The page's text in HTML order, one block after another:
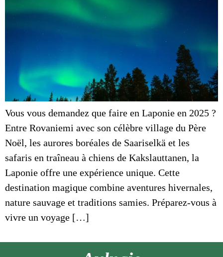
Vous vous demandez que faire en Laponie en 2025 ?
Entre Rovaniemi avec son célèbre village du Père
Noël, les aurores boréales de Saariselkä et les
safaris en traîneau à chiens de Kakslauttanen, la
Laponie offre une expérience unique. Cette
destination magique combine aventures hivernales,
nature sauvage et traditions samies. Préparez-vous à
vivre un voyage […]